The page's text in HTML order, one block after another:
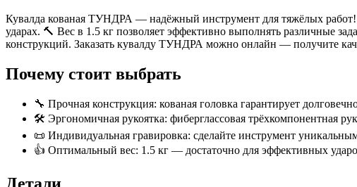
индивидуальной
гравировкой
Кувалда кованая ТУНДРА — надёжный инструмент для тяжёлых работ!
ударах. 🔨 Вес в 1.5 кг позволяет эффективно выполнять различные
конструкций. Заказать кувалду ТУНДРА можно онлайн — получите
Почему стоит выбрать
🔧 Прочная конструкция: кованая головка гарантирует
🛠 Эргономичная рукоятка: фиберглассовая трёхкомпонентная
📜 Индивидуальная гравировка: сделайте инструмент
👍 Оптимальный вес: 1.5 кг — достаточно для эффективных